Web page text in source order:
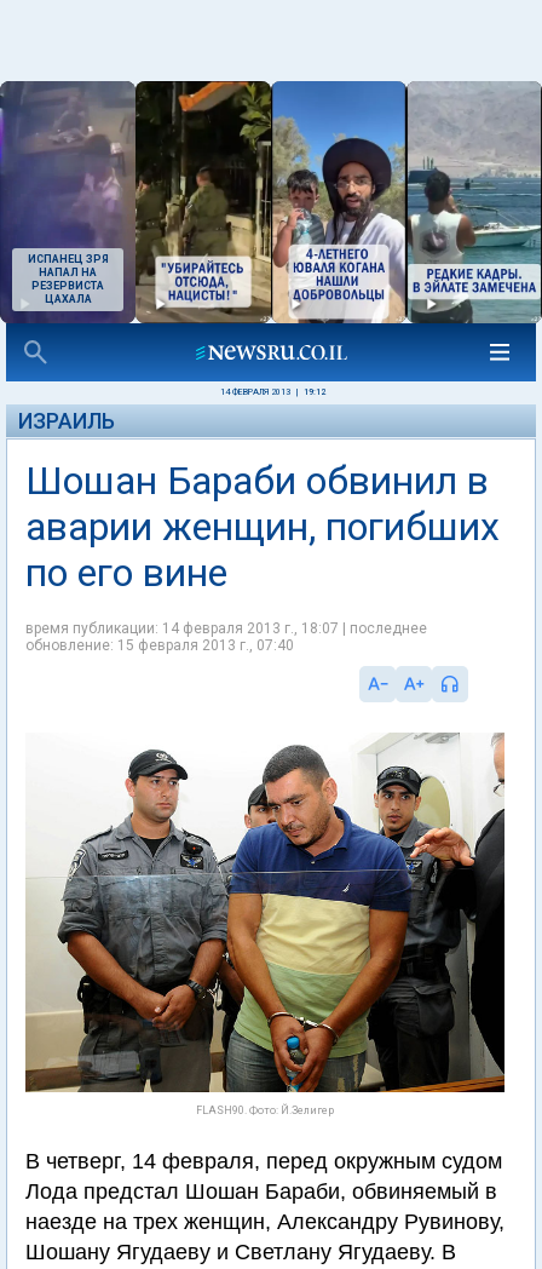
ИСПАНЕЦ ЗРЯ
НАПАЛ НА
РЕЗЕРВИСТА
ЦАХАЛА
14 ФЕВРАЛЯ 2013 19:12
ИЗРАИЛЬ
Шошан Бараби обвинил в
аварии женщин, погибших
по его вине
время публикации: 14 февраля 2013 г., 18:07 | последнее
обновление: 15 февраля 2013 г., 07:40
FLASH90. Фото: Й.Зелигер
В четверг, 14 февраля, перед окружным судом
Лода предстал Шошан Бараби, обвиняемый в
наезде на трех женщин, Александру Рувинову,
Шошану Ягудаеву и Светлану Ягудаеву. В